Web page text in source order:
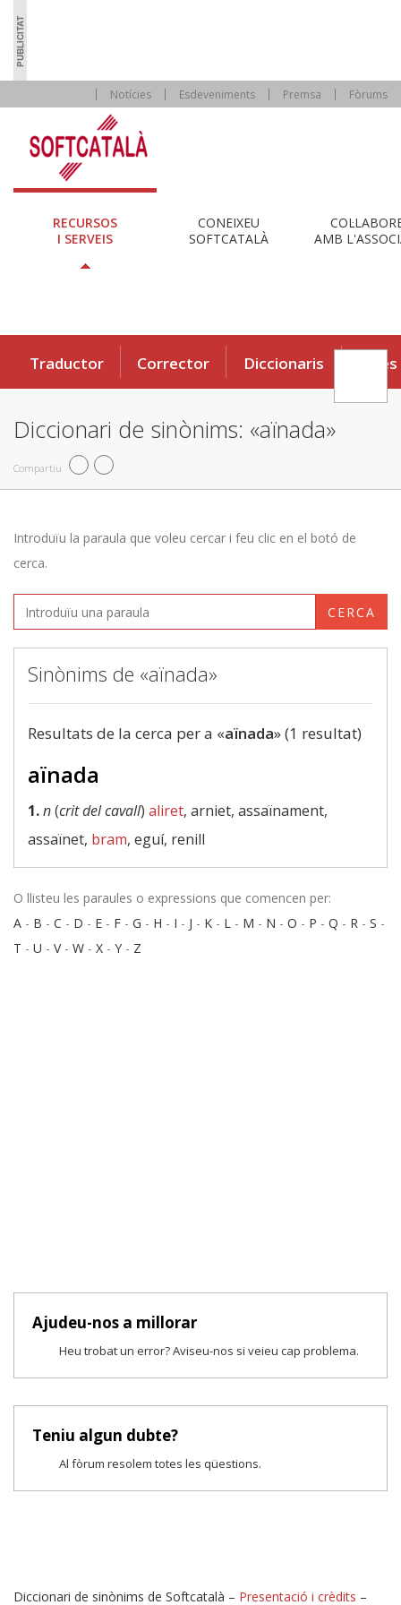
Notícies Esdeveniments Premsa Fòrums
RECURSOS
I SERVEIS
CONEIXEU
SOFTCATALÀ
AMB
Traductor Corrector Diccionaris Eines
Diccionari de sinònims: «aïnada»
Compartiu
Introduïu la paraula que voleu cercar i feu clic en el botó de
cerca.
CERCA
Sinònims de «aïnada»
Resultats de la cerca per a «aïnada» (1 resultat)
aïnada
1.n(crit del cavall) aliret, arniet, assaïnament,
assaïnet, bram, eguí, renill
O llisteu les paraules o expressions que comencen per:
A - B - C - D - E - F - G - H - I - J - K - L - M - N - O - P - Q - R - S -
T - U - V- W - X - Y - Z
Ajudeu-nos a millorar
Heu trobat un error? Aviseu-nos si veieu cap problema.
Teniu algun dubte?
Al fòrum resolem totes les qüestions.
Diccionari de sinònims de Softcatalà – Presentació i crèdits –